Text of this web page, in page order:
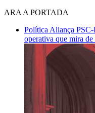
ARA A PORTADA
Política Aliança PSC-
operativa que mira